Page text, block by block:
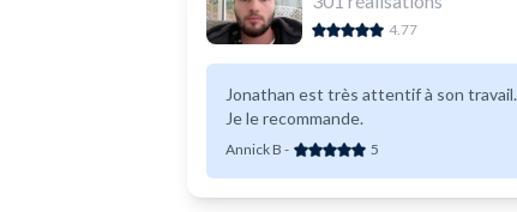
4.77
Jonathan est très attentif à son travail.
Je le recommande.
Annick B - 5